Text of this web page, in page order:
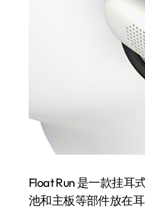
Float Run 是一款挂耳
池和主板等部件放在